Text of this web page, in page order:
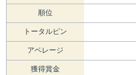
順位
トータルピン
アベレージ
獲得賞金